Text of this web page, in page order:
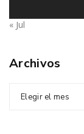
« Jul
Archivos
Elegir el mes